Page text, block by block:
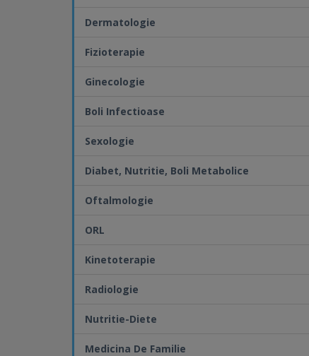
Dermatologie
Fizioterapie
Ginecologie
Boli Infectioase
Sexologie
Diabet, Nutritie, Boli Metabolice
Oftalmologie
ORL
Kinetoterapie
Radiologie
Nutritie-Diete
Medicina De Familie